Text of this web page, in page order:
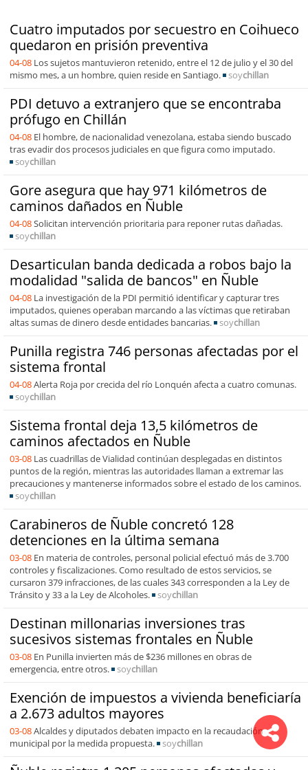
Cuatro imputados por secuestro en Coihueco
quedaron en prisión preventiva
04-08 Los sujetos mantuvieron retenido, entre el 12 de julio y el 30 del
mismo mes, a un hombre, quien reside en Santiago.
soychillan
PDI detuvo a extranjero que se encontraba
prófugo en Chillán
04-08 El hombre, de nacionalidad venezolana, estaba siendo buscado
tras evadir dos procesos judiciales en que figura como imputado.
soychillan
Gore asegura que hay 971 kilómetros de
caminos dañados en Ñuble
04-08Solicitan intervención prioritaria para reponer rutas dañadas.
soychillan
Desarticulan banda dedicada a robos bajo la
modalidad "salida de bancos" en Ñuble
04-08 La investigación de la PDI permitió identificar y capturar tres
imputados, quienes operaban marcando a las víctimas que retiraban
altas sumas de dinero desde entidades bancarias.
soychillan
Punilla registra 746 personas afectadas por el
sistema frontal
04-08Alerta Roja por crecida del río Lonquén afecta a cuatro comunas.
soychillan
Sistema frontal deja 13,5 kilómetros de
caminos afectados en Ñuble
03-08 Las cuadrillas de Vialidad continúan desplegadas en distintos
puntos de la región, mientras las autoridades llaman a extremar las
precauciones y mantenerse informados sobre el estado de los caminos.
soychillan
Carabineros de Ñuble concretó 128
detenciones en la última semana
03-08 En materia de controles, personal policial efectuó más de 3.700
controles y fiscalizaciones. Como resultado de estos servicios, se
cursaron 379 infracciones, de las cuales 343 corresponden a la Ley de
Tránsito y 33 a la Ley de Alcoholes.
soychillan
Destinan millonarias inversiones tras
sucesivos sistemas frontales en Ñuble
03-08 En Punilla invierten más de $236 millones en obras de
emergencia, entre otros.
soychillan
Exención de impuestos a vivienda beneficiaría
a 2.673 adultos mayores
03-08Alcaldes y diputados debaten impacto en la recaudación
municipal por la medida propuesta.
soychillan